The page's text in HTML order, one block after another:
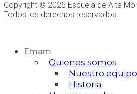
Copyright © 2025 Escuela de Alta
Todos los derechos reservados.
Emam
Quienes somos
Nuestro equipo
Historia